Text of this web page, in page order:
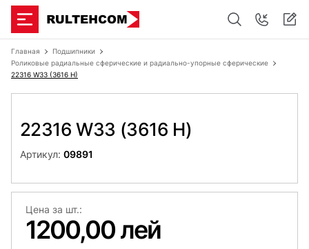
Главная
Подшипники
Роликовые радиальные сферические и радиально-упорные сферические
22316 W33 (3616 H)
22316 W33 (3616 H)
Артикул: 09891
Цена за шт.:
1200,00 лей